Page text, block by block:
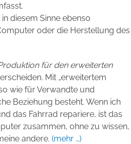
diesem Sinne ebenso
oder die Herstellung des
für den erweiterten
Mit „erweitertem
wie für Verwandte und
Beziehung besteht. Wenn ich
das Fahrrad repariere, ist das
zusammen, ohne zu wissen,
andere. (mehr …)